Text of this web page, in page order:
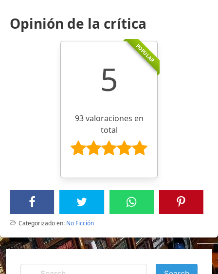
Opinión de la crítica
POPULAR
5
93 valoraciones en
total
Categorizado en: No Ficción